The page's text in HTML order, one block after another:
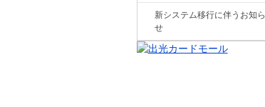
新システム移行に伴うお知ら
せ